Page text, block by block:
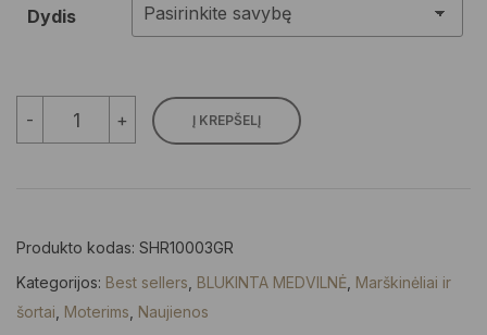
Dydis
-
kiekis:
Medvilniniai
marškinėliai
pilki
+ Į KREPŠELĮ
Produkto kodas: SHR10003GR
Kategorijos: Best sellers BLUKINTA MEDVILNĖ Marškinėliai ir
šortai Moterims Naujienos